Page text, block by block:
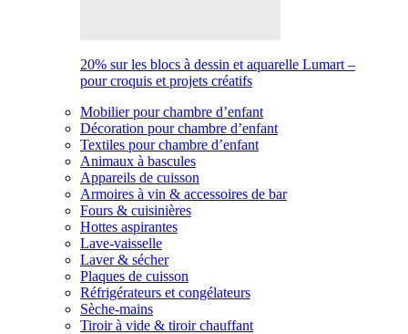
20% sur les blocs à dessin et aquarelle Lumart –
pour croquis et projets créatifs
Mobilier pour chambre d’enfant
Décoration pour chambre d’enfant
Textiles pour chambre d’enfant
Animaux à bascules
Appareils de cuisson
Armoires à vin & accessoires de bar
Fours & cuisinières
Hottes aspirantes
Lave-vaisselle
Laver & sécher
Plaques de cuisson
Réfrigérateurs et congélateurs
Sèche-mains
Tiroir à vide & tiroir chauffant